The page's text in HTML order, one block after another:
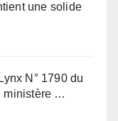
une solide
N° 1790 du
ministère …